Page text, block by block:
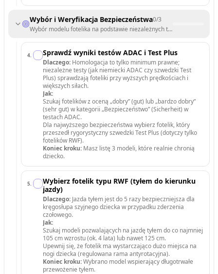
Wybór i Weryfikacja Bezpieczeństwa0/3
Wybór modelu fotelika na podstawie niezależnych testów
4. Sprawdź wyniki testów ADAC i Test Plus
Dlaczego: Homologacja to tylko minimum prawne;
niezależne testy (jak niemiecki ADAC czy szwedzki Test
Plus) sprawdzają foteliki przy wyższych prędkościach i
większych siłach.
Jak:
Szukaj fotelików z oceną „dobry” (gut) lub „bardzo dobry”
(sehr gut) w kategorii „Bezpieczeństwo” (Sicherheit) w
testach ADAC.
Dla najwyższego bezpieczeństwa wybierz fotelik, który
przeszedł rygorystyczny szwedzki Test Plus (dotyczy tylko
fotelików RWF).
Koniec kroku: Masz listę 3 modeli, które realnie chronią
dziecko.
5.
Wybierz fotelik typu RWF (tyłem do kierunku
jazdy)
Dlaczego: Jazda tyłem jest do 5 razy bezpieczniejsza dla
kręgosłupa szyjnego dziecka w przypadku zderzenia
czołowego.
Jak:
Szukaj modeli pozwalających na jazdę tyłem do co najmniej
105 cm wzrostu (ok. 4 lata) lub nawet 125 cm.
Upewnij się, że fotelik ma wystarczająco dużo miejsca na
nogi dziecka (regulowana rama antyrotacyjna).
Koniec kroku:Wybrano model wspierający długotrwałe
przewożenie tyłem.